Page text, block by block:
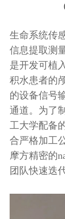
生命系统传
信息提取测
是开发可植
积水患者的
的设备信号
通道。为了
工大学配备
合严格加工
摩方精密的
团队快速迭